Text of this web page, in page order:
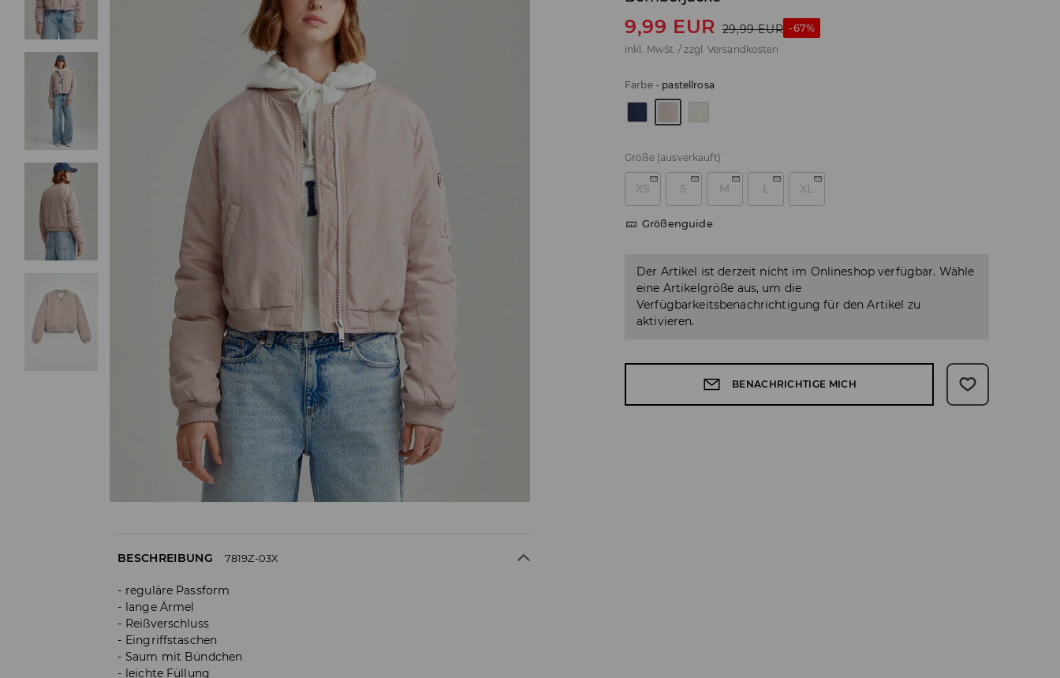
9,99 EUR 29,99 EUR -67%
inkl. MwSt. / zzgl. Versandkosten
Farbe- pastellrosa
Größe (ausverkauft)
XS S M L XL
Größenguide
Der Artikel ist derzeit nicht im Onlineshop verfügbar. Wähle
eine Artikelgröße aus, um die
Verfügbarkeitsbenachrichtigung für den Artikel zu
aktivieren.
BENACHRICHTIGE MICH
BESCHREIBUNG 7819Z-03X
reguläre Passform
lange Ärmel
Reißverschluss
Eingriffstaschen
Saum mit Bündchen
leichte Füllung